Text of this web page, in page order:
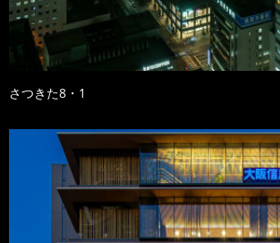
さつきた8・1